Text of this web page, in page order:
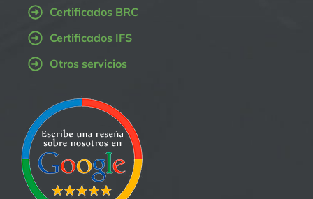
Certificados BRC
Certificados IFS
Otros servicios